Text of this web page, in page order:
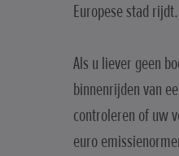
Europese stad rijdt.
Als u liever geen
binnenrijden van
controleren of uw
euro